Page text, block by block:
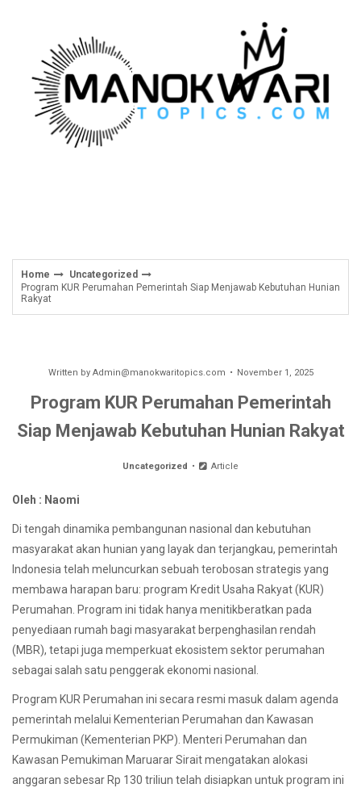
Home
Uncategorized
Program KUR Perumahan Pemerintah Siap Menjawab Kebutuhan Hunian
Rakyat
Written by Admin@manokwaritopics.com November 1, 2025
Program KUR Perumahan Pemerintah
Siap Menjawab Kebutuhan Hunian Rakyat
Uncategorized Article
Oleh : Naomi
Di tengah dinamika pembangunan nasional dan kebutuhan
masyarakat akan hunian yang layak dan terjangkau, pemerintah
Indonesia telah meluncurkan sebuah terobosan strategis yang
membawa harapan baru: program Kredit Usaha Rakyat (KUR)
Perumahan. Program ini tidak hanya menitikberatkan pada
penyediaan rumah bagi masyarakat berpenghasilan rendah
(MBR), tetapi juga memperkuat ekosistem sektor perumahan
sebagai salah satu penggerak ekonomi nasional.
Program KUR Perumahan ini secara resmi masuk dalam agenda
pemerintah melalui Kementerian Perumahan dan Kawasan
Permukiman (Kementerian PKP). Menteri Perumahan dan
Kawasan Pemukiman Maruarar Sirait mengatakan alokasi
anggaran sebesar Rp 130 triliun telah disiapkan untuk program ini